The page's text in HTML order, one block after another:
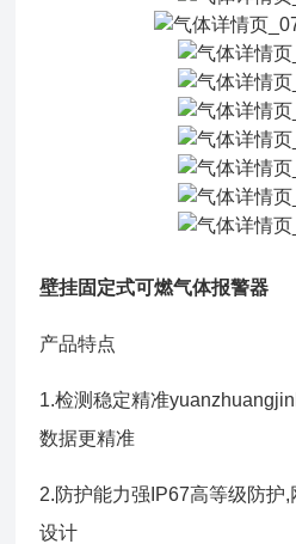
壁挂固定式可燃气体报警器
产品特点
1.检测稳定精准
数据更精准
2.防护能力强IP67高等级防护
设计